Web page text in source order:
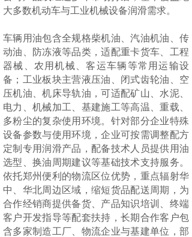
大多数机动车与工业机械设备润滑需求。
车辆用油包含全规格柴机油、汽油机油、传
动油、防冻液等品类，适配重卡货车、工程
器械、农用机械、客运车辆等常用运输设
备；工业板块主营液压油、闭式齿轮油、空
压机油、机床导轨油，可适配矿山、水泥、
电力、机械加工、基建施工等高温、重载、
多粉尘的复杂使用环境。针对部分企业特殊
设备参数与使用环境，企业可按需调整配方
定制专用润滑产品，配备技术人员提供用油
选型、换油周期建议等基础技术支持服务。
依托郑州便利的物流区位优势，重点辐射华
中、华北周边区域，缩短货品配送周期，为
合作经销商提供备货、产品知识培训、终端
客户开发指导等配套扶持，长期合作客户包
含多家制造工厂、物流企业与基建单位，部